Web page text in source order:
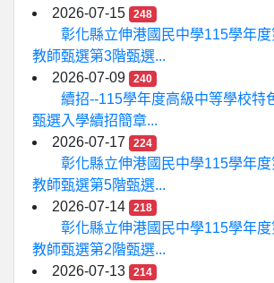
2026-07-15
248
彰化縣立伸港國民中學115學年
教師甄選第3階甄選...
2026-07-09
240
續招--115學年度高級中等學校特
甄選入學續招簡章...
2026-07-17
224
彰化縣立伸港國民中學115學年
教師甄選第5階甄選...
2026-07-14
218
彰化縣立伸港國民中學115學年
教師甄選第2階甄選...
2026-07-13
214